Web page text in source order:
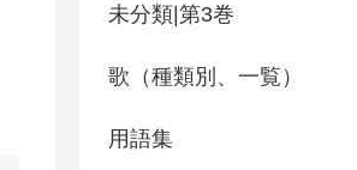
未分類|第3巻
歌（種類別、一覧）
用語集